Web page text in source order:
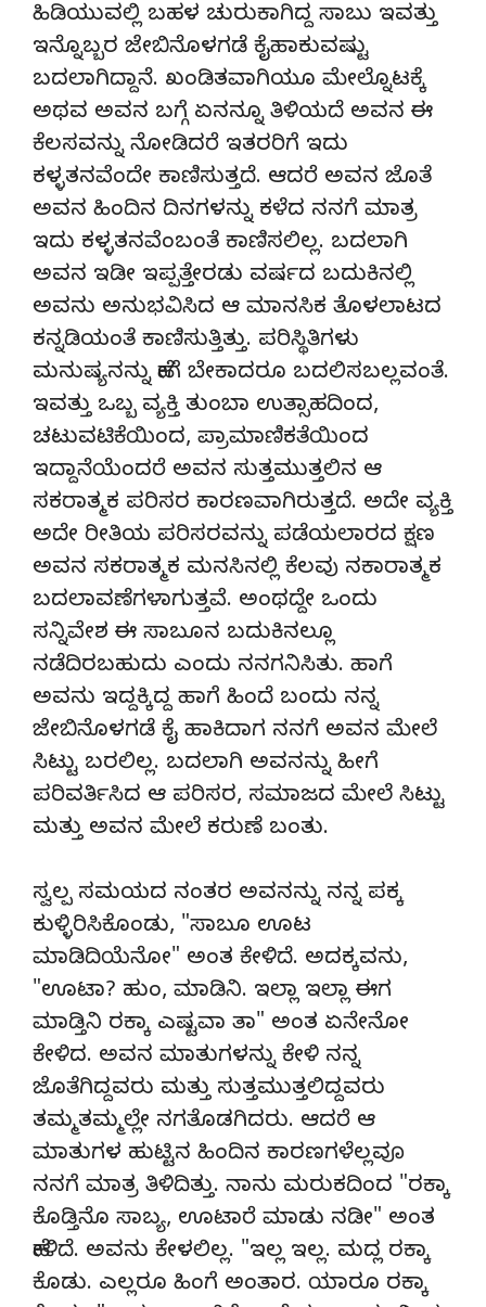
ಹಿಡಿಯುವಲ್ಲಿ ಬಹಳ ಚುರುಕಾಗಿದ್ದ ಸಾಬು ಇವತ್ತು
ಇನ್ನೊಬ್ಬರ ಜೇಬಿನೊಳಗಡೆ ಕೈಹಾಕುವಷ್ಟು
ಬದಲಾಗಿದ್ದಾನೆ. ಖಂಡಿತವಾಗಿಯೂ ಮೇಲ್ನೊಟಕ್ಕೆ
ಅಥವ ಅವನ ಬಗ್ಗೆ ಏನನ್ನೂ ತಿಳಿಯದೆ ಅವನ ಈ
ಕೆಲಸವನ್ನು ನೋಡಿದರೆ ಇತರರಿಗೆ ಇದು
ಕಳ್ಳತನವೆಂದೇ ಕಾಣಿಸುತ್ತದೆ. ಆದರೆ ಅವನ ಜೊತೆ
ಅವನ ಹಿಂದಿನ ದಿನಗಳನ್ನು ಕಳೆದ ನನಗೆ ಮಾತ್ರ
ಇದು ಕಳ್ಳತನವೆಂಬಂತೆ ಕಾಣಿಸಲಿಲ್ಲ. ಬದಲಾಗಿ
ಅವನ ಇಡೀ ಇಪ್ಪತ್ತೇರಡು ವರ್ಷದ ಬದುಕಿನಲ್ಲಿ
ಅವನು ಅನುಭವಿಸಿದ ಆ ಮಾನಸಿಕ ತೊಳಲಾಟದ
ಕನ್ನಡಿಯಂತೆ ಕಾಣಿಸುತ್ತಿತ್ತು. ಪರಿಸ್ಥಿತಿಗಳು
ಮನುಷ್ಯನನ್ನು ಹೇಗೆ ಬೇಕಾದರೂ ಬದಲಿಸಬಲ್ಲವಂತೆ.
ಇವತ್ತು ಒಬ್ಬ ವ್ಯಕ್ತಿ ತುಂಬಾ ಉತ್ಸಾಹದಿಂದ,
ಚಟುವಟಿಕೆಯಿಂದ, ಪ್ರಾಮಾಣಿಕತೆಯಿಂದ
ಇದ್ದಾನೆಯೆಂದರೆ ಅವನ ಸುತ್ತಮುತ್ತಲಿನ ಆ
ಸಕರಾತ್ಮಕ ಪರಿಸರ ಕಾರಣವಾಗಿರುತ್ತದೆ. ಅದೇ ವ್ಯಕ್ತಿ
ಅದೇ ರೀತಿಯ ಪರಿಸರವನ್ನು ಪಡೆಯಲಾರದ ಕ್ಷಣ
ಅವನ ಸಕರಾತ್ಮಕ ಮನಸಿನಲ್ಲಿ ಕೆಲವು ನಕಾರಾತ್ಮಕ
ಬದಲಾವಣೆಗಳಾಗುತ್ತವೆ. ಅಂಥದ್ದೇ ಒಂದು
ಸನ್ನಿವೇಶ ಈ ಸಾಬೂನ ಬದುಕಿನಲ್ಲೂ
ನಡೆದಿರಬಹುದು ಎಂದು ನನಗನಿಸಿತು. ಹಾಗೆ
ಅವನು ಇದ್ದಕ್ಕಿದ್ದ ಹಾಗೆ ಹಿಂದೆ ಬಂದು ನನ್ನ
ಜೇಬಿನೊಳಗಡೆ ಕೈ ಹಾಕಿದಾಗ ನನಗೆ ಅವನ ಮೇಲೆ
ಸಿಟ್ಟು ಬರಲಿಲ್ಲ. ಬದಲಾಗಿ ಅವನನ್ನು ಹೀಗೆ
ಪರಿವರ್ತಿಸಿದ ಆ ಪರಿಸರ, ಸಮಾಜದ ಮೇಲೆ ಸಿಟ್ಟು
ಮತ್ತು ಅವನ ಮೇಲೆ ಕರುಣೆ ಬಂತು.
ಸ್ವಲ್ಪ ಸಮಯದ ನಂತರ ಅವನನ್ನು ನನ್ನ ಪಕ್ಕ
ಕುಳ್ಳಿರಿಸಿಕೊಂಡು, "ಸಾಬೂ ಊಟ
ಮಾಡಿದಿಯೆನೋ" ಅಂತ ಕೇಳಿದೆ. ಅದಕ್ಕವನು,
"ಊಟಾ? ಹುಂ, ಮಾಡಿನಿ. ಇಲ್ಲಾ ಇಲ್ಲಾ ಈಗ
ಮಾಡ್ತಿನಿ ರಕ್ಕಾ ಎಷ್ಟವಾ ತಾ" ಅಂತ ಏನೇನೋ
ಕೇಳಿದ. ಅವನ ಮಾತುಗಳನ್ನು ಕೇಳಿ ನನ್ನ
ಜೊತೆಗಿದ್ದವರು ಮತ್ತು ಸುತ್ತಮುತ್ತಲಿದ್ದವರು
ತಮ್ಮತಮ್ಮಲ್ಲೇ ನಗತೊಡಗಿದರು. ಆದರೆ ಆ
ಮಾತುಗಳ ಹುಟ್ಟಿನ ಹಿಂದಿನ ಕಾರಣಗಳೆಲ್ಲವೂ
ನನಗೆ ಮಾತ್ರ ತಿಳಿದಿತ್ತು. ನಾನು ಮರುಕದಿಂದ "ರಕ್ಕಾ
ಕೊಡ್ತಿನೊ ಸಾಬ್ಯ, ಊಟಾರೆ ಮಾಡು ನಡೀ" ಅಂತ
ಹೇಳಿದೆ. ಅವನು ಕೇಳಲಿಲ್ಲ. "ಇಲ್ಲ ಇಲ್ಲ. ಮದ್ಲ ರಕ್ಕಾ
ಕೊಡು. ಎಲ್ಲರೂ ಹಿಂಗೆ ಅಂತಾರ. ಯಾರೂ ರಕ್ಕಾ